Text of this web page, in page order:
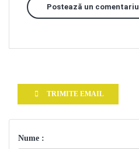
Postează un comentariu
TRIMITE EMAIL
Nume :